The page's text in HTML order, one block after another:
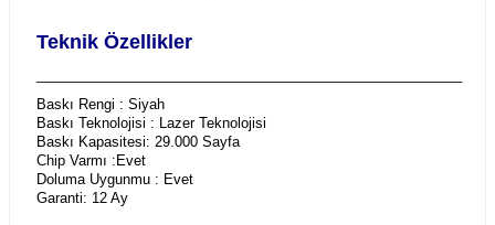
Teknik Özellikler
Baskı Rengi : Siyah
Baskı Teknolojisi : Lazer Teknolojisi
Baskı Kapasitesi: 29.000 Sayfa
Chip Varmı :Evet
Doluma Uygunmu : Evet
Garanti: 12 Ay